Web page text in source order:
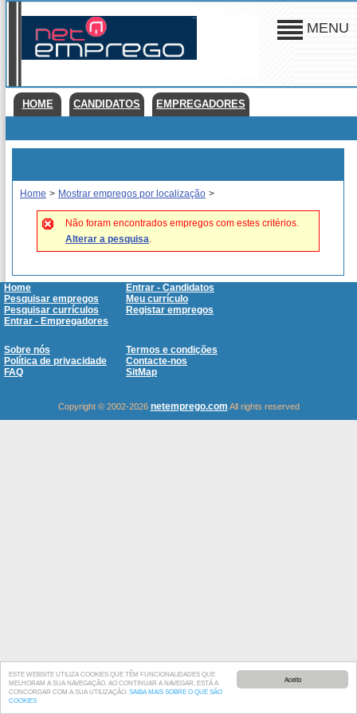
Aceito
ESTE WEBSITE UTILIZA COOKIES QUE TÊM FUNCIONALIDADES QUE
MELHORAM A SUA NAVEGAÇÃO. AO CONTINUAR A NAVEGAR, ESTÁ A
CONCORDAR COM A SUA UTILIZAÇÃO. SAIBA MAIS SOBRE O QUE SÃO
COOKIES
MENU
HOME CANDIDATOS EMPREGADORES
Home > Mostrar empregos por localização >
Não foram encontrados empregos com estes critérios.
Alterar a pesquisa.
Home
Entrar - Candidatos
Pesquisar empregos
Meu currículo
Pesquisar currículos
Registar empregos
Entrar - Empregadores
Sobre nós
Termos e condições
Política de privacidade
Contacte-nos
FAQ
SitMap
Copyright © 2002-2026 netemprego.com All rights reserved